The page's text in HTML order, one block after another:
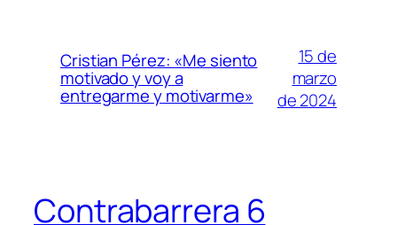
Cristian Pérez: «Me siento
motivado y voy a
entregarme y motivarme»
15 de
marzo
de 2024
Contrabarrera 6